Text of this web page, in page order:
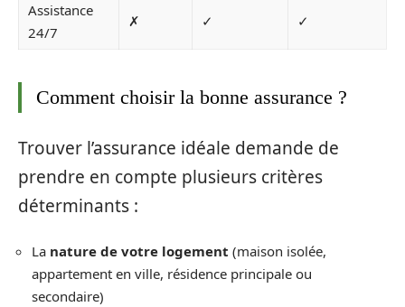
Assistance
24/7
✗ ✓ ✓
Comment choisir la bonne assurance ?
Trouver l’assurance idéale demande de
prendre en compte plusieurs critères
déterminants :
La nature de votre logement (maison isolée,
appartement en ville, résidence principale ou
secondaire)